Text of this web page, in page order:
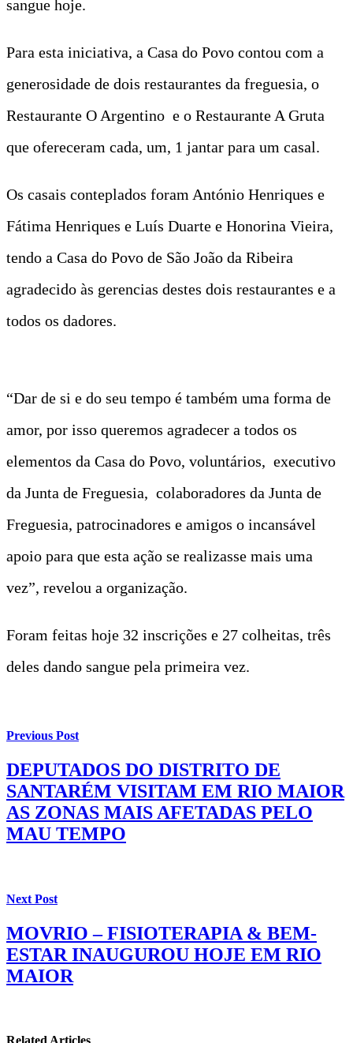
sangue hoje.
Para esta iniciativa, a Casa do Povo contou com a
generosidade de dois restaurantes da freguesia, o
Restaurante O Argentino e o Restaurante A Gruta
que ofereceram cada, um, 1 jantar para um casal.
Os casais conteplados foram António Henriques e
Fátima Henriques e Luís Duarte e Honorina Vieira,
tendo a Casa do Povo de São João da Ribeira
agradecido às gerencias destes dois restaurantes e a
todos os dadores.
“Dar de si e do seu tempo é também uma forma de
amor, por isso queremos agradecer a todos os
elementos da Casa do Povo, voluntários, executivo
da Junta de Freguesia, colaboradores da Junta de
Freguesia, patrocinadores e amigos o incansável
apoio para que esta ação se realizasse mais uma
vez”, revelou a organização.
Foram feitas hoje 32 inscrições e 27 colheitas, três
deles dando sangue pela primeira vez.
Previous Post
DEPUTADOS DO DISTRITO DE
SANTARÉM VISITAM EM RIO MAIOR
AS ZONAS MAIS AFETADAS PELO
MAU TEMPO
Next Post
MOVRIO – FISIOTERAPIA & BEM-
ESTAR INAUGUROU HOJE EM RIO
MAIOR
Related Articles